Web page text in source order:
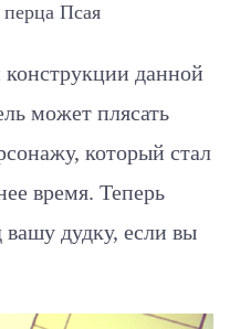
перца Псая
данной
может плясать
который стал
время. Теперь
дудку, если вы